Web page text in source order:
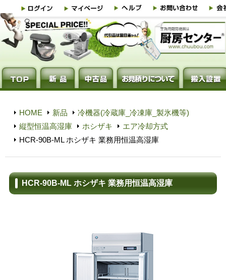
HOME 新品
冷機器(冷蔵庫_冷凍庫_製氷機等)
縦型恒温高湿庫
ホシザキ
エア冷却方式
HCR-90B-ML ホシザキ 業務用恒温高湿庫
HCR-90B-ML ホシザキ 業務用恒温高湿庫